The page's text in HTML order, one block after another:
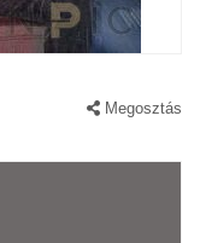
Megosztás